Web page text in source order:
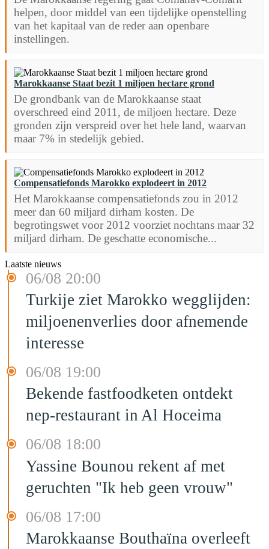
helpen, door middel van een tijdelijke openstelling
van het kapitaal van de reder aan openbare
instellingen.
Marokkaanse Staat bezit 1 miljoen hectare grond
De grondbank van de Marokkaanse staat
overschreed eind 2011, de miljoen hectare. Deze
gronden zijn verspreid over het hele land, waarvan
maar 7% in stedelijk gebied.
Compensatiefonds Marokko explodeert in 2012
Het Marokkaanse compensatiefonds zou in 2012
meer dan 60 miljard dirham kosten. De
begrotingswet voor 2012 voorziet nochtans maar 32
miljard dirham. De geschatte economische...
Laatste nieuws
06/08 20:00
Turkije ziet Marokko wegglijden:
miljoenenverlies door afnemende
interesse
06/08 19:00
Bekende fastfoodketen ontdekt
nep-restaurant in Al Hoceima
06/08 18:00
Yassine Bounou rekent af met
geruchten "Ik heb geen vrouw"
06/08 17:00
Marokkaanse Bouthaïna overleeft